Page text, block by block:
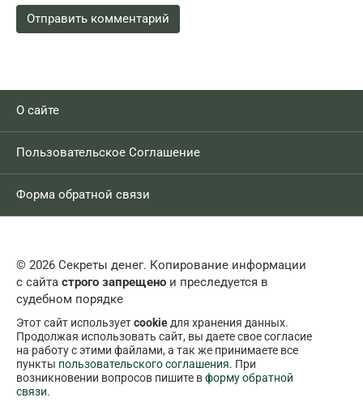
О сайте
Пользовательское Соглашение
Форма обратной связи
© 2026 Секреты денег. Копирование информации
с сайта строго запрещено и преследуется в
судебном порядке
Этот сайт используетcookieдля хранения данных.
Продолжая использовать сайт, вы даете свое согласие
на работу с этими файлами, а так же принимаете все
пункты пользовательского соглашения. При
возникновении вопросов пишите вформу обратной
связи.